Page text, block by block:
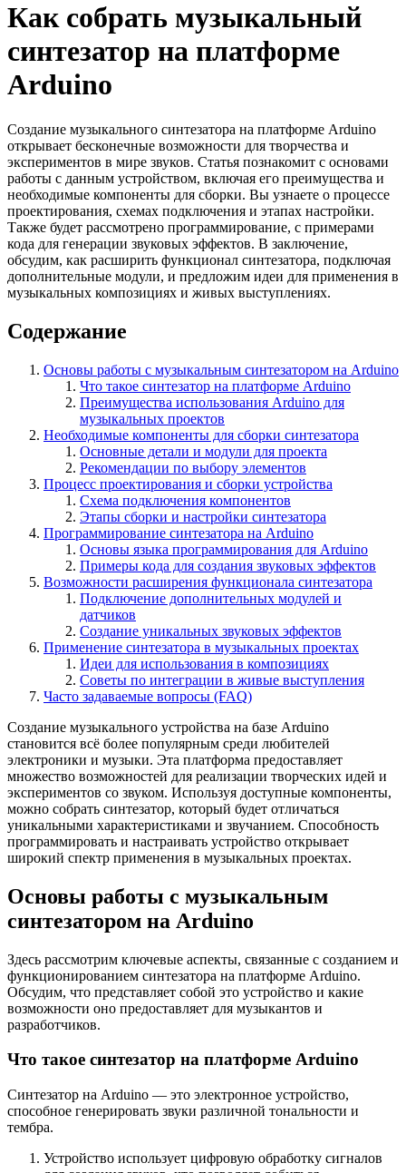
Как собрать музыкальный
синтезатор на платформе
Arduino
Создание музыкального синтезатора на платформе Arduino
открывает бесконечные возможности для творчества и
экспериментов в мире звуков. Статья познакомит с основами
работы с данным устройством, включая его преимущества и
необходимые компоненты для сборки. Вы узнаете о процессе
проектирования, схемах подключения и этапах настройки.
Также будет рассмотрено программирование, с примерами
кода для генерации звуковых эффектов. В заключение,
обсудим, как расширить функционал синтезатора, подключая
дополнительные модули, и предложим идеи для применения в
музыкальных композициях и живых выступлениях.
Содержание
Основы работы с музыкальным синтезатором на Arduino
Что такое синтезатор на платформе Arduino
Преимущества использования Arduino для
музыкальных проектов
Необходимые компоненты для сборки синтезатора
Основные детали и модули для проекта
Рекомендации по выбору элементов
Процесс проектирования и сборки устройства
Схема подключения компонентов
Этапы сборки и настройки синтезатора
Программирование синтезатора на Arduino
Основы языка программирования для Arduino
Примеры кода для создания звуковых эффектов
Возможности расширения функционала синтезатора
Подключение дополнительных модулей и
датчиков
Создание уникальных звуковых эффектов
Применение синтезатора в музыкальных проектах
Идеи для использования в композициях
Советы по интеграции в живые выступления
Часто задаваемые вопросы (FAQ)
Создание музыкального устройства на базе Arduino
становится всё более популярным среди любителей
электроники и музыки. Эта платформа предоставляет
множество возможностей для реализации творческих идей и
экспериментов со звуком. Используя доступные компоненты,
можно собрать синтезатор, который будет отличаться
уникальными характеристиками и звучанием. Способность
программировать и настраивать устройство открывает
широкий спектр применения в музыкальных проектах.
Основы работы с музыкальным
синтезатором на Arduino
Здесь рассмотрим ключевые аспекты, связанные с созданием и
функционированием синтезатора на платформе Arduino.
Обсудим, что представляет собой это устройство и какие
возможности оно предоставляет для музыкантов и
разработчиков.
Что такое синтезатор на платформе Arduino
Синтезатор на Arduino — это электронное устройство,
способное генерировать звуки различной тональности и
тембра.
Устройство использует цифровую обработку сигналов